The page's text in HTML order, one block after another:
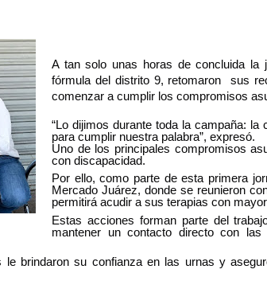
A tan solo unas horas de concluida la
fórmula del distrito 9, retomaron  sus
comenzar a cumplir los compromisos
“Lo dijimos durante toda la campaña:
para cumplir nuestra palabra”, expresó.
Uno de los principales compromisos
con discapacidad.
Por ello, como parte de esta primera
Mercado Juárez, donde se reunieron
permitirá acudir a sus terapias con
Estas acciones forman parte del
mantener un contacto directo con
le brindaron su confianza en las urnas y